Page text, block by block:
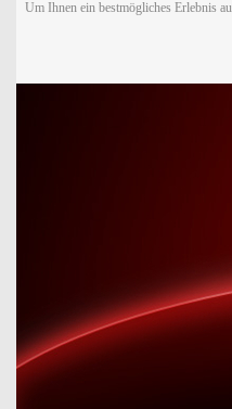
Um Ihnen ein bestmögliches Erlebnis